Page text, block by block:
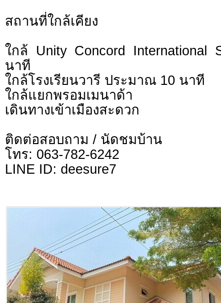
สถานที่ใกล้เคียง
ใกล้ Unity Concord International
นาที
ใกล้โรงเรียนวารี ประมาณ 10 นาที
ใกล้แยกพรอมเมนาด้า
เดินทางเข้าเมืองสะดวก
ติดต่อสอบถาม / นัดชมบ้าน
โทร: 063-782-6242
LINE ID: deesure7